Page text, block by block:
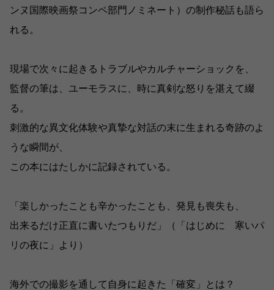
ンヌ国際映画祭コンペ部門ノミネート）の制作秘話も語ら
れる。
現場で次々に起きるトラブルやカルチャーショックを、
監督の筆は、ユーモラスに、時に真剣な怒りを湛えて綴
る。
刺激的な異文化体験や真摯な対話の末に生まれる奇跡のよ
うな瞬間が、
この本にはたしかに記録されている。
「楽しかったことも辛かったことも、発見も喪失も、
出来るだけ正直に書いたつもりだ」（「はじめに 寒いパ
リの夜に」より）
海外での撮影を通して自身に起きた「確変」とは？